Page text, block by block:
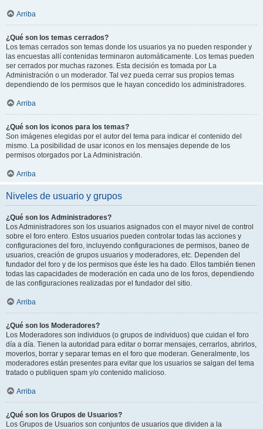
Arriba
¿Qué son los temas cerrados?
Los temas cerrados son temas donde los usuarios ya no pueden responder y
las encuestas allí contenidas terminaron automáticamente. Los temas pueden
ser cerrados por muchas razones. Esta decisión es tomada por La
Administración o un moderador. Tal vez pueda cerrar sus propios temas
dependiendo de los permisos que le hayan concedido los administradores.
Arriba
¿Qué son los iconos para los temas?
Son imágenes elegidas por el autor del tema para indicar el contenido del
mismo. La posibilidad de usar iconos en los mensajes depende de los
permisos otorgados por La Administración.
Arriba
Niveles de usuario y grupos
¿Qué son los Administradores?
Los Administradores son los usuarios asignados con el mayor nivel de control
sobre el foro entero. Estos usuarios pueden controlar todas las acciones y
configuraciones del foro, incluyendo configuraciones de permisos, baneo de
usuarios, creación de grupos usuarios y moderadores, etc. Dependen del
fundador del foro y de los permisos que éste les ha dado. Ellos también tienen
todas las capacidades de moderación en cada uno de los foros, dependiendo
de las configuraciones realizadas por el fundador del sitio.
Arriba
¿Qué son los Moderadores?
Los Moderadores son individuos (o grupos de individuos) que cuidan el foro
día a día. Tienen la autoridad para editar o borrar mensajes, cerrarlos, abrirlos,
moverlos, borrar y separar temas en el foro que moderan. Generalmente, los
moderadores están presentes para evitar que los usuarios se salgan del tema
tratado o publiquen spam y/o contenido malicioso.
Arriba
¿Qué son los Grupos de Usuarios?
Los Grupos de Usuarios son conjuntos de usuarios que dividen a la